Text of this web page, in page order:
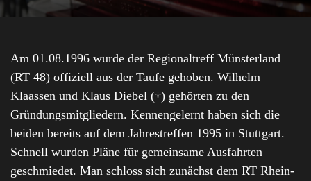
Am 01.08.1996 wurde der Regionaltreff Münsterland
(RT 48) offiziell aus der Taufe gehoben. Wilhelm
Klaassen und Klaus Diebel (†) gehörten zu den
Gründungsmitgliedern. Kennengelernt haben sich die
beiden bereits auf dem Jahrestreffen 1995 in Stuttgart.
Schnell wurden Pläne für gemeinsame Ausfahrten
geschmiedet. Man schloss sich zunächst dem RT Rhein-